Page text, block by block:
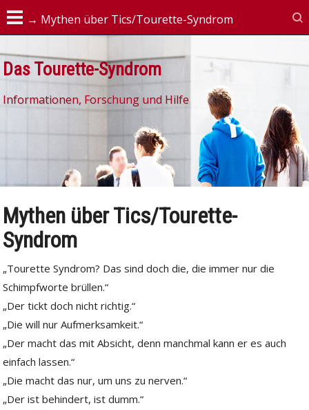
Das Tourette-Syndrom
Informationen, Forschung und Hilfe
Mythen über Tics/Tourette-
Syndrom
„Tourette Syndrom? Das sind doch die, die immer nur die
Schimpfworte brüllen.“
„Der tickt doch nicht richtig.“
„Die will nur Aufmerksamkeit.“
„Der macht das mit Absicht, denn manchmal kann er es auch
einfach lassen.“
„Die macht das nur, um uns zu nerven.“
„Der ist behindert, ist dumm.“